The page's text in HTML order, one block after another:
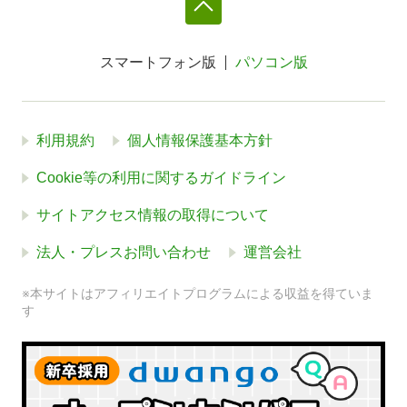
スマートフォン版 パソコン版
利用規約 個人情報保護基本方針
Cookie等の利用に関するガイドライン
サイトアクセス情報の取得について
法人・プレスお問い合わせ 運営会社
※本サイトはアフィリエイトプログラムによる収益を得ていま
す